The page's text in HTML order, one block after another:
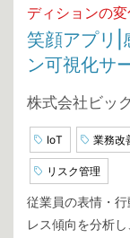
ディションの
笑顔アプリ|
ン可視化サ
株式会社ビッ
IoT 業務改
リスク管理
従業員の表情・
レス傾向を分析